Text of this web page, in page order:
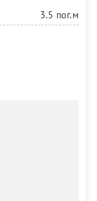
3.5 пог.м